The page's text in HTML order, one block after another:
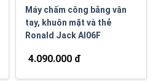
Máy chấm công bằng vân
tay, khuôn mặt và thẻ
Ronald Jack AI06F
4.090.000 đ